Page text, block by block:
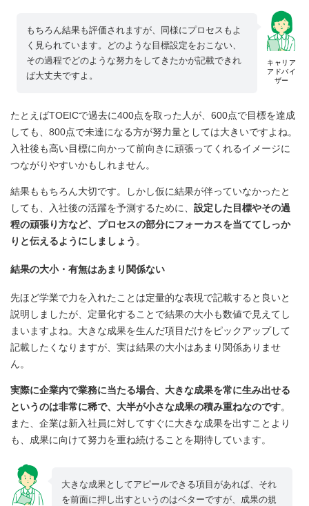
キャリア
アドバイ
ザー
もちろん結果も評価されますが、同様にプロセスもよ
く見られています。どのような目標設定をおこない、
その過程でどのような努力をしてきたかが記載できれ
ば大丈夫ですよ。
たとえばTOEICで過去に400点を取った人が、600点で目標を達成
しても、800点で未達になる方が努力量としては大きいですよね。
入社後も高い目標に向かって前向きに頑張ってくれるイメージに
つながりやすいかもしれません。
結果ももちろん大切です。しかし仮に結果が伴っていなかったと
しても、入社後の活躍を予測するために、 設定した目標やその過
程の頑張り方など、プロセスの部分にフォーカスを当ててしっか
りと伝えるようにしましょう 。
結果の大小・有無はあまり関係ない
先ほど学業で力を入れたことは定量的な表現で記載すると良いと
説明しましたが、定量化することで結果の大小も数値で見えてし
まいますよね。大きな成果を生んだ項目だけをピックアップして
記載したくなりますが、実は結果の大小はあまり関係ありませ
ん。
実際に企業内で業務に当たる場合、大きな成果を常に生み出せる
というのは非常に稀で、大半が小さな成果の積み重ねなのです。
また、企業は新入社員に対してすぐに大きな成果を出すことより
も、成果に向けて努力を重ね続けることを期待しています。
大きな成果としてアピールできる項目があれば、それ
を前面に押し出すというのはベターですが、成果の規